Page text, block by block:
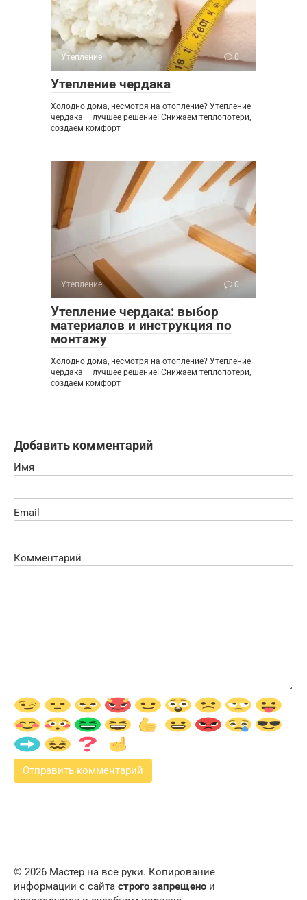
Утепление 0
Утепление чердака
Холодно дома, несмотря на отопление? Утепление
чердака – лучшее решение! Снижаем теплопотери,
создаем комфорт
Утепление 0
Утепление чердака: выбор
материалов и инструкция по
монтажу
Холодно дома, несмотря на отопление? Утепление
чердака – лучшее решение! Снижаем теплопотери,
создаем комфорт
Добавить комментарий
Имя
Email
Комментарий
© 2026 Мастер на все руки. Копирование
информации с сайта строго запрещено и